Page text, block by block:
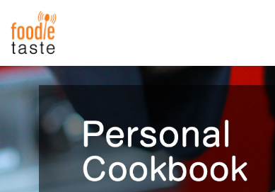
สูตรอาหาร
สูตรอาหารล่าสุด
Top Foodie
พาไปชิม
สารพันก้นครัว